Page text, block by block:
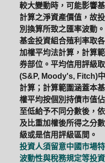
較大變動時，可能影響
計算之淨資產價值，故
別換算所致之匯率波動。
基金投資組合殖利率取
加權平均法計算，計算
券部位。平均信用評級
(S&P, Moody's, Fitch)
計算；計算範圍涵蓋本
權平均按個別持債市值
至低給予不同分數後，
及比重加權後所得之分
級或是信用評級區間。
投資人須留意中國市場
波動性與稅務規定等投資